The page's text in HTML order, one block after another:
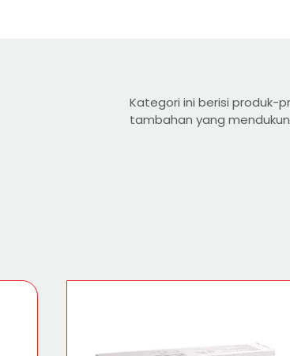
Kategori ini berisi produk-
tambahan yang